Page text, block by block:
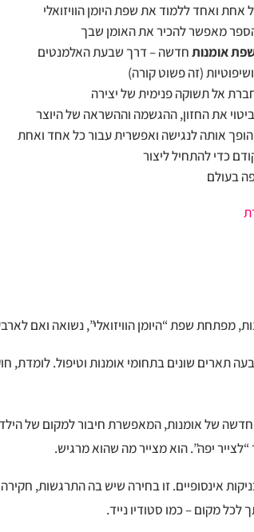
ואחד ללמוד את שפת היומן הוויזואלי
מאפשר להכיר את האומן שבך
אומנותחדשה – דרך שבעת האלמנטים
(זה פשוט קורה)
אל תשוקה פנימית של יצירה
ביטוי את החזון, ההגשמה וההשראה של היוצר
אותה לנגישה ואפשרית עבור כל אחד ואחת
כדי להתחיל ליצור
בעולם
מפתחת שפת “היומן הוויזואלי”, נשואה ואם
תארים שונים בתחומי אומנות וטיפול. לומדת,
של אומנות, המאפשרת חיבור למקום של הילד
יפה”. הוא מצייר מה שהוא מרגיש.
אינסופיים. זו בחירה שיש בה התרגשות,
מקום – כמו סטודיו נייד.